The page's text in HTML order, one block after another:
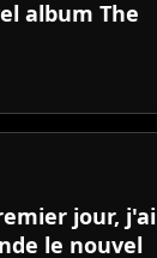
album The
jour, j'ai
le nouvel